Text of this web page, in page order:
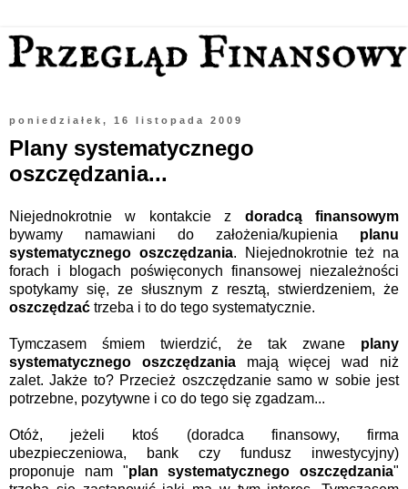
poniedziałek, 16 listopada 2009
Plany systematycznego
oszczędzania...
Niejednokrotnie w kontakcie z doradcą finansowym
bywamy namawiani do założenia/kupienia planu
systematycznego oszczędzania. Niejednokrotnie też na
forach i blogach poświęconych finansowej niezależności
spotykamy się, ze słusznym z resztą, stwierdzeniem, że
oszczędzać trzeba i to do tego systematycznie.
Tymczasem śmiem twierdzić, że tak zwane plany
systematycznego oszczędzaniamają więcej wad niż
zalet. Jakże to? Przecież oszczędzanie samo w sobie jest
potrzebne, pozytywne i co do tego się zgadzam...
Otóż, jeżeli ktoś (doradca finansowy, firma
ubezpieczeniowa, bank czy fundusz inwestycyjny)
proponuje nam "plan systematycznego oszczędzania"